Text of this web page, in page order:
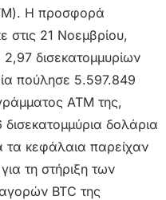
Η προσφορά
21 Νοεμβρίου,
δισεκατομμυρίων
πούλησε 5.597.849
ATM της,
δολάρια
κεφάλαια παρείχαν
τη στήριξη των
BTC της